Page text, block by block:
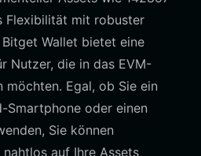
Flexibilität mit robuster
Wallet bietet eine
Nutzer, die in das EVM-
möchten. Egal, ob Sie ein
Smartphone oder einen
Sie können
auf Ihre Assets